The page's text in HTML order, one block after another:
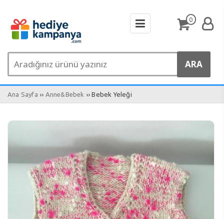
0
Ana Sayfa ›› Anne&Bebek ›› Bebek Yeleği